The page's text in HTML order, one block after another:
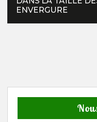
ENVERGURE